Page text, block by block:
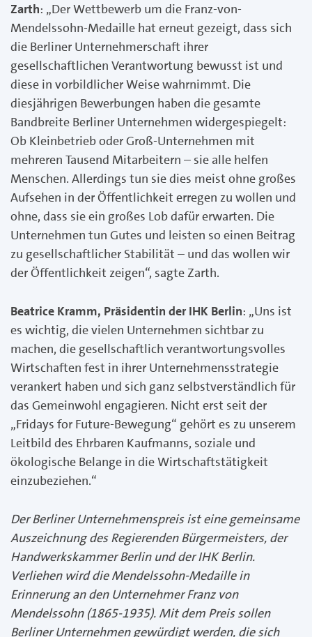
Zarth: „Der Wettbewerb um die Franz-von-
Mendelssohn-Medaille hat erneut gezeigt, dass sich
die Berliner Unternehmerschaft ihrer
gesellschaftlichen Verantwortung bewusst ist und
diese in vorbildlicher Weise wahrnimmt. Die
diesjährigen Bewerbungen haben die gesamte
Bandbreite Berliner Unternehmen widergespiegelt:
Ob Kleinbetrieb oder Groß-Unternehmen mit
mehreren Tausend Mitarbeitern – sie alle helfen
Menschen. Allerdings tun sie dies meist ohne großes
Aufsehen in der Öffentlichkeit erregen zu wollen und
ohne, dass sie ein großes Lob dafür erwarten. Die
Unternehmen tun Gutes und leisten so einen Beitrag
zu gesellschaftlicher Stabilität – und das wollen wir
der Öffentlichkeit zeigen“, sagte Zarth.
Beatrice Kramm, Präsidentin der IHK Berlin: „Uns ist
es wichtig, die vielen Unternehmen sichtbar zu
machen, die gesellschaftlich verantwortungsvolles
Wirtschaften fest in ihrer Unternehmensstrategie
verankert haben und sich ganz selbstverständlich für
das Gemeinwohl engagieren. Nicht erst seit der
„Fridays for Future-Bewegung“ gehört es zu unserem
Leitbild des Ehrbaren Kaufmanns, soziale und
ökologische Belange in die Wirtschaftstätigkeit
einzubeziehen.“
Der Berliner Unternehmenspreis ist eine gemeinsame
Auszeichnung des Regierenden Bürgermeisters, der
Handwerkskammer Berlin und der IHK Berlin.
Verliehen wird die Mendelssohn-Medaille in
Erinnerung an den Unternehmer Franz von
Mendelssohn (1865-1935). Mit dem Preis sollen
Berliner Unternehmen gewürdigt werden, die sich